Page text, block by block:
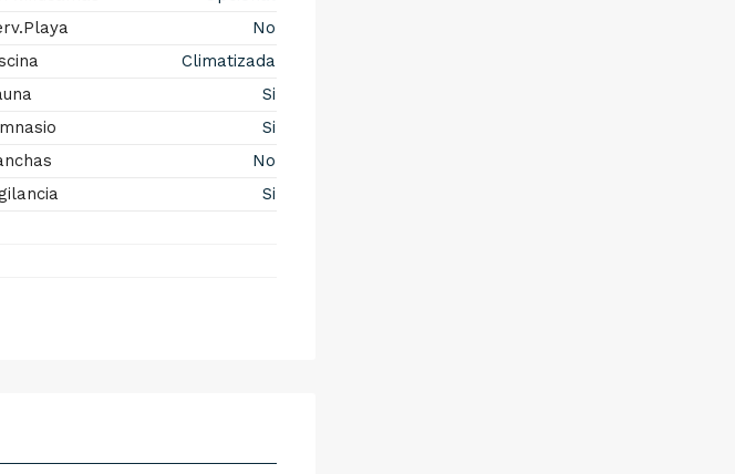
No
Climatizada
Si
Si
No
Si